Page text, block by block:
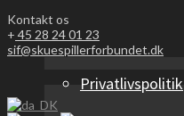
Privatlivspolitik
Kontakt os
+ 45 28 24 01 23
sif@skuespillerforbundet.dk